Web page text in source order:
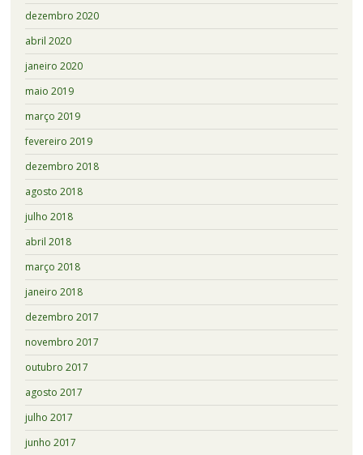
dezembro 2020
abril 2020
janeiro 2020
maio 2019
março 2019
fevereiro 2019
dezembro 2018
agosto 2018
julho 2018
abril 2018
março 2018
janeiro 2018
dezembro 2017
novembro 2017
outubro 2017
agosto 2017
julho 2017
junho 2017